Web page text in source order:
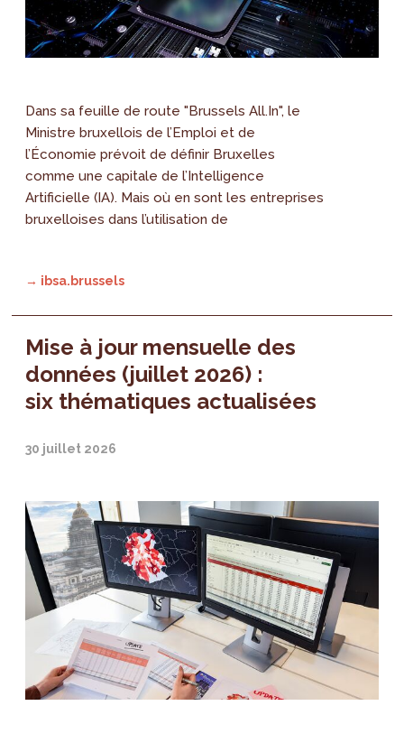
Dans sa feuille de route "Brussels All.In", le
Ministre bruxellois de l’Emploi et de
l’Économie prévoit de définir Bruxelles
comme une capitale de l’Intelligence
Artificielle (IA). Mais où en sont les entreprises
bruxelloises dans l’utilisation de
→ ibsa.brussels
Mise à jour mensuelle des
données (juillet 2026) :
six thématiques actualisées
30 juillet 2026